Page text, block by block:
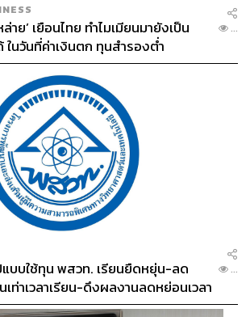
าย’ เยือนไทย ทำไมเมียนมายังเป็น
ในวันที่ค่าเงินตก ทุนสำรองต่ำ
...
แบบใช้ทุน พสวท. เรียนยืดหยุ่น-ลด
ท่าเวลาเรียน-ดึงผลงานลดหย่อนเวลา
...